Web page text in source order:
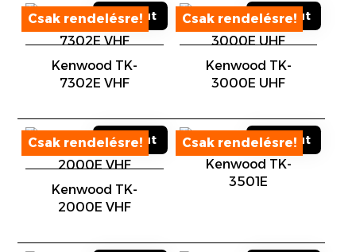
Sold out Sold out
Kenwood TK-
7302E VHF
Sold out
Kenwood TK-
3000E UHF
Kenwood TK-
2000E VHF
Kenwood TK-
3501E